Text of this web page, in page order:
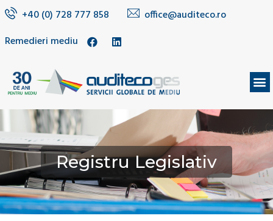
+40 (0) 728 777 858
office@auditeco.ro
Remedieri mediu
Registru Legislativ